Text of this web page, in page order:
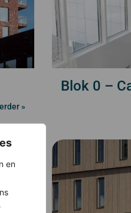
en
»
Blok 0 –